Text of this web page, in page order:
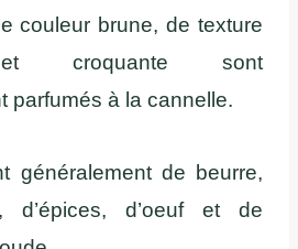
couleur brune, de texture
et croquante sont
parfumés à la cannelle.
généralement de beurre,
d’épices, d’oeuf et de